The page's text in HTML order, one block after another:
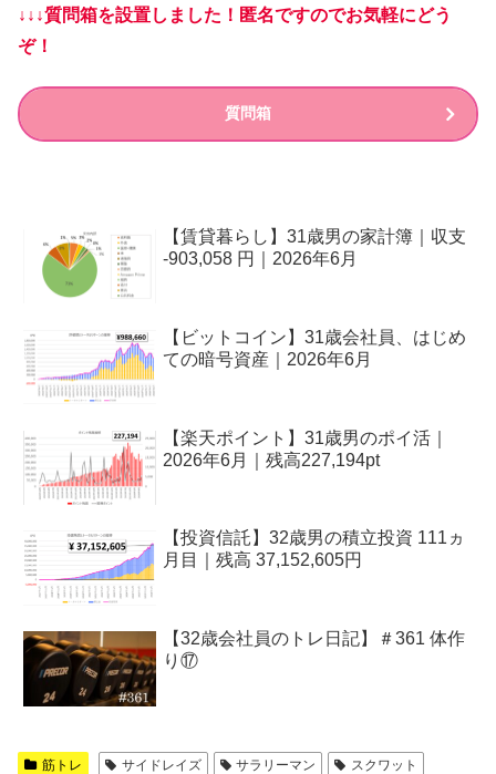
↓↓↓質問箱を設置しました！匿名ですのでお気軽にどう
ぞ！
質問箱
【賃貸暮らし】31歳男の家計簿｜収支
-903,058 円｜2026年6月
【ビットコイン】31歳会社員、はじめ
ての暗号資産｜2026年6月
【楽天ポイント】31歳男のポイ活｜
2026年6月｜残高227,194pt
【投資信託】32歳男の積立投資 111ヵ
月目｜残高 37,152,605円
【32歳会社員のトレ日記】＃361 体作
り⑰
筋トレ サイドレイズ サラリーマン
スクワット